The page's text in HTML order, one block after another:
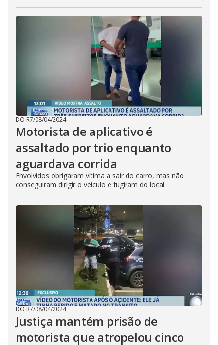
DO R7/08/04/2024
Motorista de aplicativo é
assaltado por trio enquanto
aguardava corrida
Envolvidos obrigaram vítima a sair do carro, mas não
conseguiram dirigir o veículo e fugiram do local
DO R7/08/04/2024
Justiça mantém prisão de
motorista que atropelou cinco